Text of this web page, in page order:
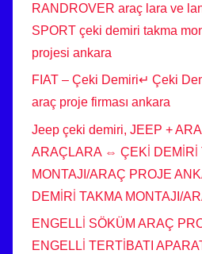
RANDROVER araç lara ve
SPORT çeki demiri takma
projesi ankara
FIAT – Çeki Demiri↵ Çeki
araç proje firması ankara
Jeep çeki demiri, JEEP +
ARAÇLARA ⇔ ÇEKİ DEMİRİ
MONTAJI/ARAÇ PROJE
DEMİRİ TAKMA MONTAJI/
ENGELLİ SÖKÜM ARAÇ
ENGELLİ TERTİBATI